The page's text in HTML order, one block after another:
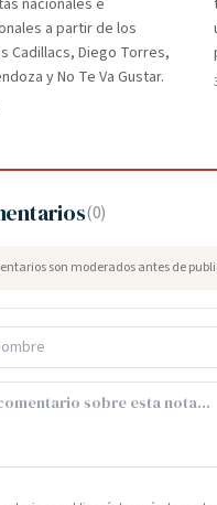
nacionales e
a partir de los
Cadillacs, Diego Torres,
y No Te Va Gustar.
(0)
son moderados antes de